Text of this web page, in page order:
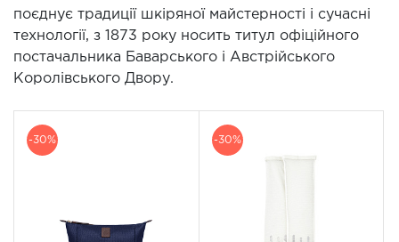
поєднує традиції шкіряної майстерності і сучасні
технології, з 1873 року носить титул офіційного
постачальника Баварського і Австрійського
Королівського Двору.
-30% -30%